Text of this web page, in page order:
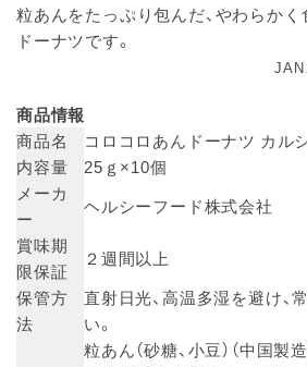
粒あんをたっぷり包んだ、やわらか
ドーナツです。
JAN
商品情報
商品名
コロコロあんドーナツ カル
内容量
25ｇ×10個
メーカ
ー
ヘルシーフード株式会社
賞味期
限保証
２週間以上
保管方
法
直射日光、高温多湿を避け、
い。
粒あん（砂糖、小豆）（中国製